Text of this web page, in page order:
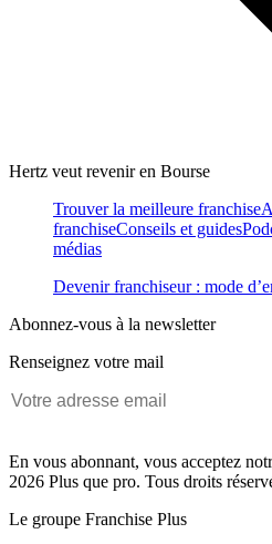
Hertz veut revenir en Bourse
Trouver la meilleure franchise
franchiseConseils et guides
médias
Devenir franchiseur : mode
Abonnez-vous à la newsletter
Renseignez votre mail
En vous abonnant, vous acceptez
2026 Plus que pro. Tous droits
Le groupe Franchise Plus